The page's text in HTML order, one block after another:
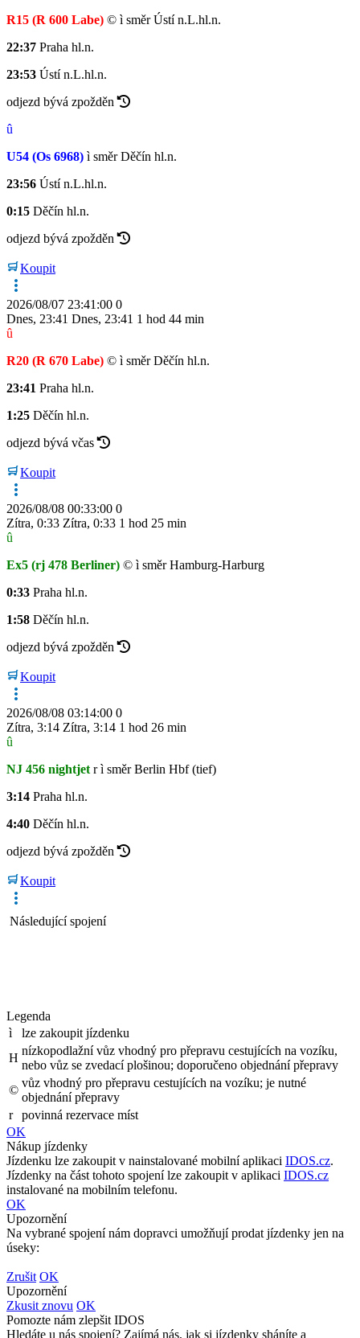
R15 (R 600 Labe) © ì směr Ústí n.L.hl.n.
22:37 Praha hl.n.
23:53 Ústí n.L.hl.n.
odjezd bývá zpožděn
û
U54 (Os 6968) ì směr Děčín hl.n.
23:56 Ústí n.L.hl.n.
0:15 Děčín hl.n.
odjezd bývá zpožděn
Koupit
2026/08/07 23:41:00 0
Dnes, 23:41 Dnes, 23:41 1 hod 44 min
û
R20 (R 670 Labe) © ì směr Děčín hl.n.
23:41 Praha hl.n.
1:25 Děčín hl.n.
odjezd bývá včas
Koupit
2026/08/08 00:33:00 0
Zítra, 0:33 Zítra, 0:33 1 hod 25 min
û
Ex5 (rj 478 Berliner) © ì směr Hamburg-Harburg
0:33 Praha hl.n.
1:58 Děčín hl.n.
odjezd bývá zpožděn
Koupit
2026/08/08 03:14:00 0
Zítra, 3:14 Zítra, 3:14 1 hod 26 min
û
NJ 456 nightjet r ì směr Berlin Hbf (tief)
3:14 Praha hl.n.
4:40 Děčín hl.n.
odjezd bývá zpožděn
Koupit
Následující spojení
Legenda
ì
lze zakoupit jízdenku
H
nízkopodlažní vůz vhodný pro přepravu cestujících na vozíku,
nebo vůz se zvedací plošinou; doporučeno objednání přepravy
©
vůz vhodný pro přepravu cestujících na vozíku; je nutné
objednání přepravy
r
povinná rezervace míst
OK
Nákup jízdenky
Jízdenku lze zakoupit v nainstalované mobilní aplikaci IDOS.cz.
Jízdenky na část tohoto spojení lze zakoupit v aplikaci IDOS.cz
instalované na mobilním telefonu.
OK
Upozornění
Na vybrané spojení nám dopravci umožňují prodat jízdenky jen na
úseky:
Zrušit OK
Upozornění
Zkusit znovu OK
Pomozte nám zlepšit IDOS
Hledáte u nás spojení? Zajímá nás, jak si jízdenky sháníte a